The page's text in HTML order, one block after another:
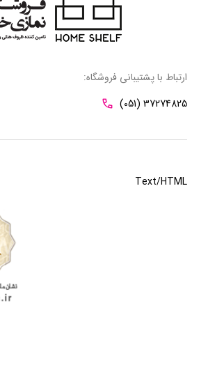
ارتباط با پشتیبانی فروشگاه:
(051) 37274825
Text/HTML